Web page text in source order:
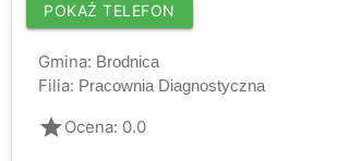
POKAŻ TELEFON
Gmina: Brodnica
Filia: Pracownia Diagnostyczna
gradeOcena: 0.0